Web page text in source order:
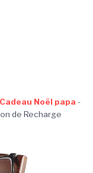
Cadeau Noël papa -
de Recharge